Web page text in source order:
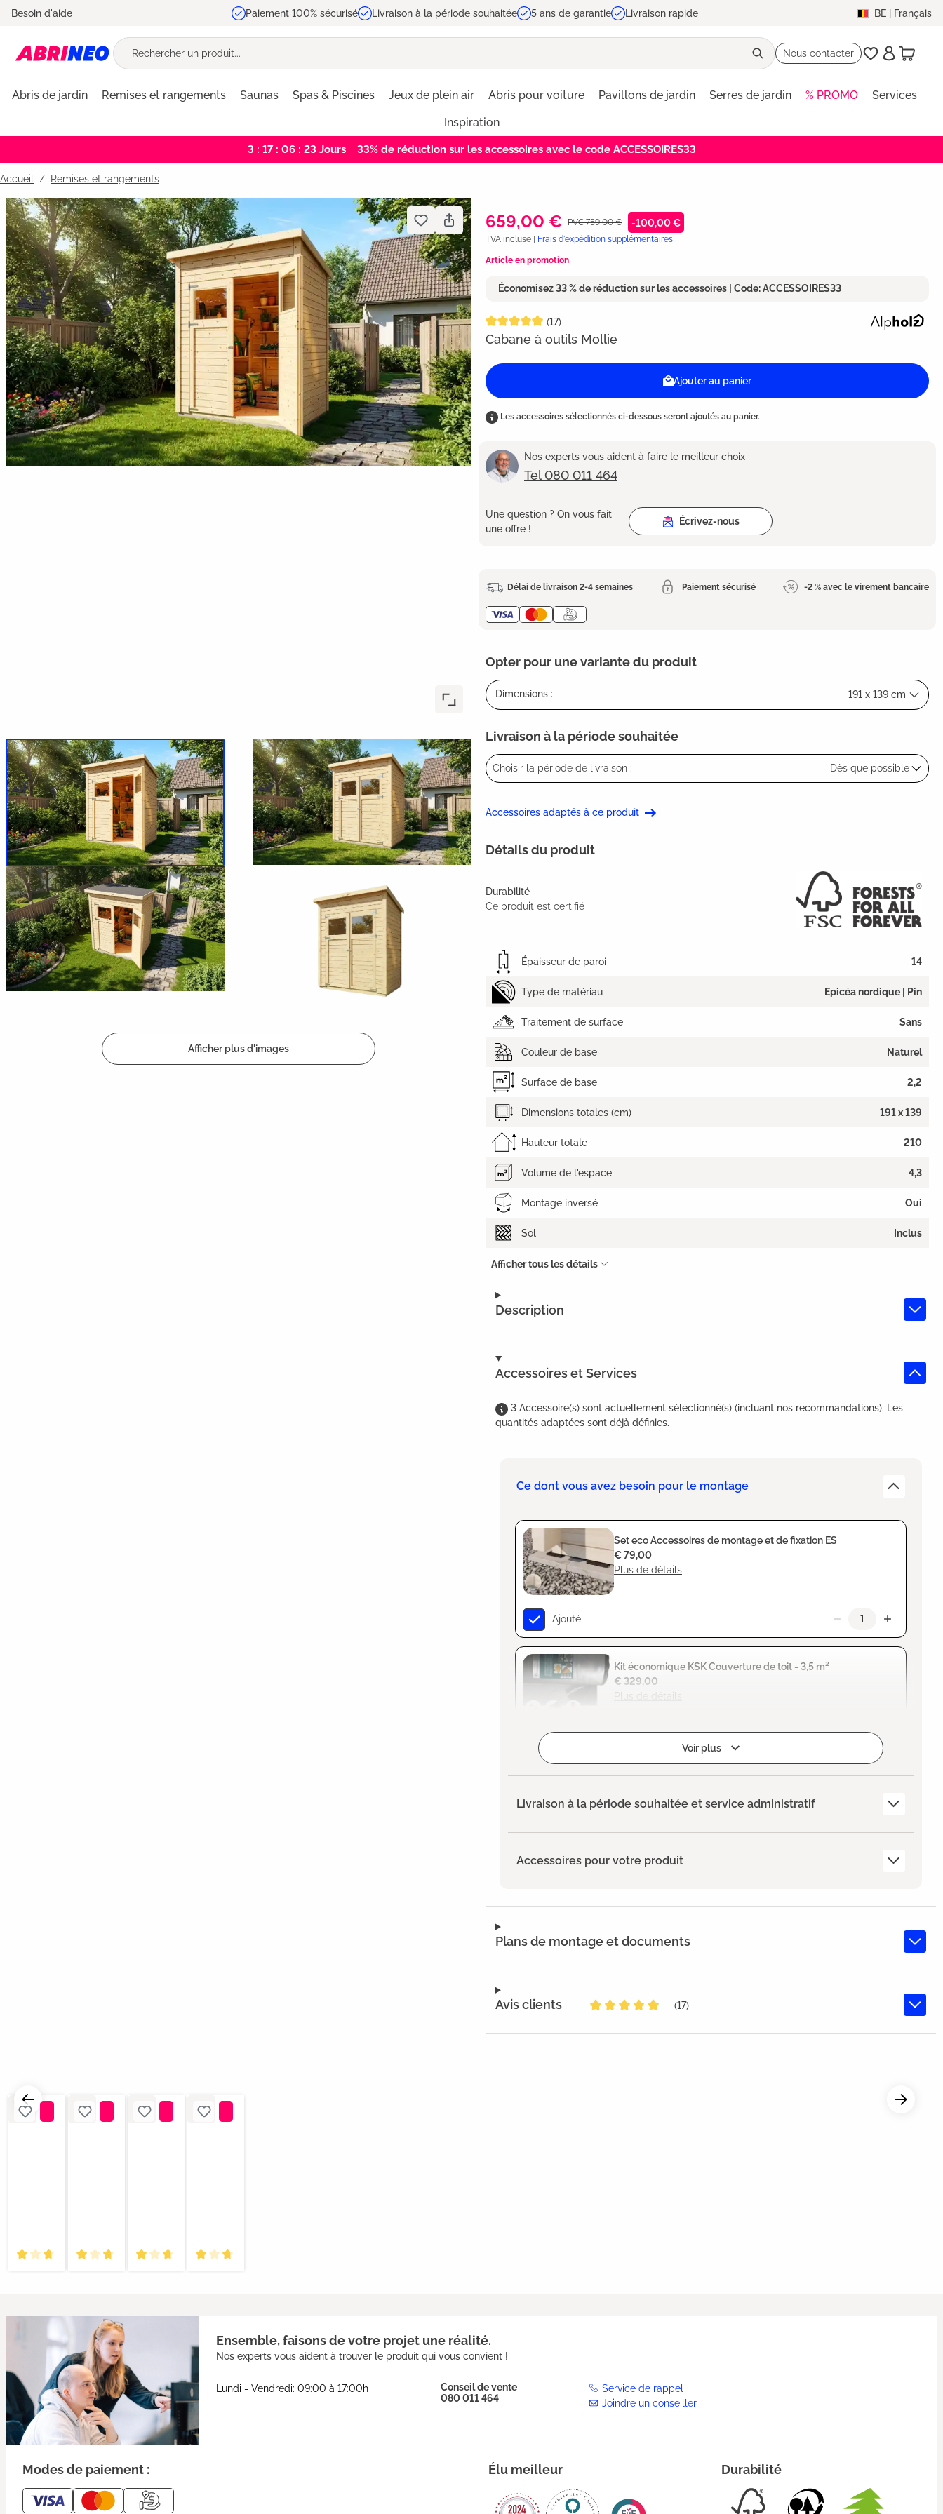
Passer à la navigation principale
Besoin d'aide Paiement 100% sécurisé Livraison à la période souhaitée 5 ans de garantie Livraison rapide BE | Français
Nous contacter
Abris de jardin Remises et rangements Saunas Spas & Piscines Jeux de plein air Abris pour voiture Pavillons de jardin Serres de jardin % PROMO Services
Inspiration
3 : 17 : 06 : 22 Jours 33% de réduction sur les accessoires avec le code ACCESSOIRES33
Accueil Remises et rangements
Bildergalerie überspringen
Afficher plus d'images
659,00 € PVC 759,00 € -100,00 €
TVA incluse | Frais d'expédition supplémentaires
Article en promotion
Économisez 33 % de réduction sur les accessoires | Code: ACCESSOIRES33
Note moyenne de 4.9 sur 5 étoiles
(17)
Cabane à outils Mollie
Ajouter au panier
Les accessoires sélectionnés ci-dessous seront ajoutés au panier.
Nos experts vous aident à faire le meilleur choix
Tel 080 011 464
Une question ? On vous fait
une offre !
Écrivez-nous
Délai de livraison 2-4 semaines Paiement sécurisé -2 % avec le virement bancaire
Opter pour une variante du produit
Dimensions : 191 x 139 cm
Livraison à la période souhaitée
Choisir la période de livraison : Dès que possible
Accessoires adaptés à ce produit
Description
Accessoires et Services
3 Accessoire(s) sont actuellement séléctionné(s) (incluant nos recommandations). Les
quantités adaptées sont déjà définies.
Ce dont vous avez besoin pour le montage
Set eco Accessoires de montage et de fixation ES
Plus de détails
€ 79,00
Ajouté
Kit économique KSK Couverture de toit - 3,5 m²
Plus de détails
€ 329,00
Voir plus
Livraison à la période souhaitée et service administratif
Accessoires pour votre produit
Plans de montage et documents
Avis clients
(17)
Détails du produit
Durabilité
Ce produit est certifié
Épaisseur de paroi 14
Type de matériau Epicéa nordique | Pin
Traitement de surface Sans
Couleur de base Naturel
Surface de base 2,2
Dimensions totales (cm) 191 x 139
Hauteur totale 210
Volume de l'espace 4,3
Montage inversé Oui
Sol Inclus
Afficher tous les détails
Ensemble, faisons de votre projet une réalité.
Nos experts vous aident à trouver le produit qui vous convient !
Lundi - Vendredi: 09:00 à 17:00h
Conseil de vente
080 011 464
Service de rappel
Joindre un conseiller
Modes de paiement : Élu meilleur Durabilité